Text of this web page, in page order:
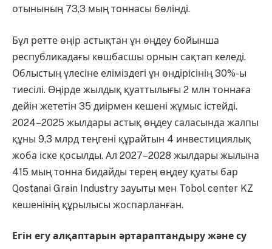
отынының 73,3 мың тоннасы бөлінді.
Бұл ретте өңір астықтан ұн өңдеу бойынша
республикадағы көшбасшы орнын сақтап келеді.
Облыстың үлесіне еліміздегі ұн өндірісінің 30%-ы
тиесілі. Өңірде жылдық қуаттылығы 2 млн тоннаға
дейін жететін 35 диірмен кешені жұмыс істейді.
2024–2025 жылдары астық өңдеу саласында жалпы
құны 9,3 млрд теңгені құрайтын 4 инвестициялық
жоба іске қосылды. Ал 2027–2028 жылдары жылына
415 мың тонна бидайды терең өңдеу қуаты бар
Qostanai Grain Industry зауыты мен Tobol center KZ
кешенінің құрылысы жоспарланған.
Егін егу алқаптарын әртараптандыру және су